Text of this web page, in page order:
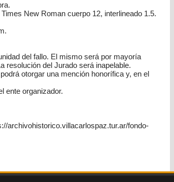
New Roman cuerpo 12, interlineado 1.5.
del fallo. El mismo será por mayoría
resolución del Jurado será inapelable.
otorgar una mención honorífica y, en el
el ente organizador.
archivohistorico.villacarlospaz.tur.ar/fondo-